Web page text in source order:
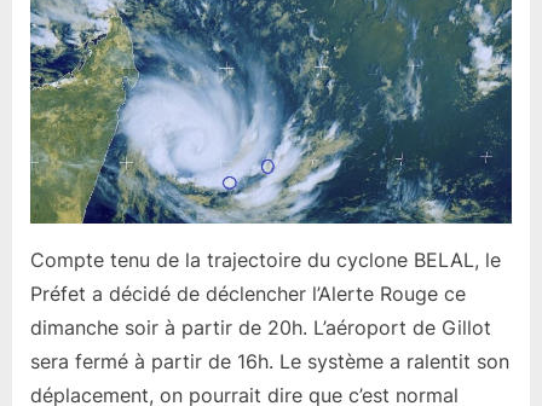
en
alerte
rouge
à
20h
Compte tenu de la trajectoire du cyclone BELAL, le
Préfet a décidé de déclencher l’Alerte Rouge ce
dimanche soir à partir de 20h. L’aéroport de Gillot
sera fermé à partir de 16h. Le système a ralentit son
déplacement, on pourrait dire que c’est normal